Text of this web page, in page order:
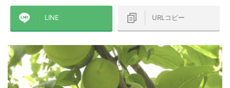
LINE URLコピー